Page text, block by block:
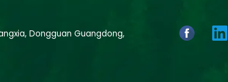
Dongguan Guangdong,